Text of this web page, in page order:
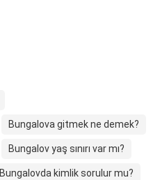
Bungalova gitmek ne demek?
Bungalov yaş sınırı var mı?
Bungalovda kimlik sorulur mu?